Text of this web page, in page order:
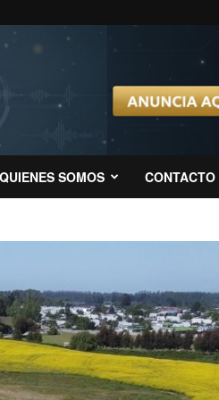
QUIENES SOMOS CONTACTO